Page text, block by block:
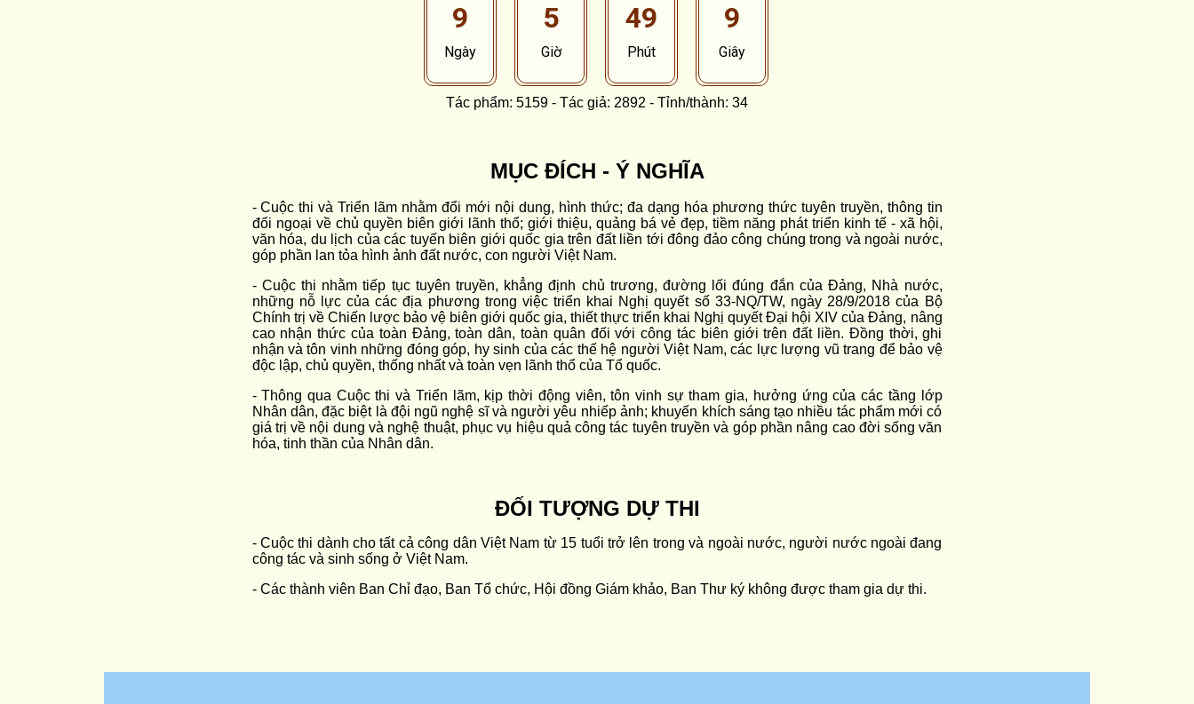
9
Ngày
5
Giờ
49
Phút
8
Giây
Tác phẩm: 5159 - Tác giả: 2892 - Tỉnh/thành: 34
MỤC ĐÍCH - Ý NGHĨA
- Cuộc thi và Triển lãm nhằm đổi mới nội dung, hình thức; đa dạng hóa phương thức tuyên truyền, thông tin
đối ngoại về chủ quyền biên giới lãnh thổ; giới thiệu, quảng bá vẻ đẹp, tiềm năng phát triển kinh tế - xã hội,
văn hóa, du lịch của các tuyến biên giới quốc gia trên đất liền tới đông đảo công chúng trong và ngoài nước,
góp phần lan tỏa hình ảnh đất nước, con người Việt Nam.
- Cuộc thi nhằm tiếp tục tuyên truyền, khẳng định chủ trương, đường lối đúng đắn của Đảng, Nhà nước,
những nỗ lực của các địa phương trong việc triển khai Nghị quyết số 33-NQ/TW, ngày 28/9/2018 của Bộ
Chính trị về Chiến lược bảo vệ biên giới quốc gia, thiết thực triển khai Nghị quyết Đại hội XIV của Đảng, nâng
cao nhận thức của toàn Đảng, toàn dân, toàn quân đối với công tác biên giới trên đất liền. Đồng thời, ghi
nhận và tôn vinh những đóng góp, hy sinh của các thế hệ người Việt Nam, các lực lượng vũ trang để bảo vệ
độc lập, chủ quyền, thống nhất và toàn vẹn lãnh thổ của Tổ quốc.
- Thông qua Cuộc thi và Triển lãm, kịp thời động viên, tôn vinh sự tham gia, hưởng ứng của các tầng lớp
Nhân dân, đặc biệt là đội ngũ nghệ sĩ và người yêu nhiếp ảnh; khuyến khích sáng tạo nhiều tác phẩm mới có
giá trị về nội dung và nghệ thuật, phục vụ hiệu quả công tác tuyên truyền và góp phần nâng cao đời sống văn
hóa, tinh thần của Nhân dân.
ĐỐI TƯỢNG DỰ THI
- Cuộc thi dành cho tất cả công dân Việt Nam từ 15 tuổi trở lên trong và ngoài nước, người nước ngoài đang
công tác và sinh sống ở Việt Nam.
- Các thành viên Ban Chỉ đạo, Ban Tổ chức, Hội đồng Giám khảo, Ban Thư ký không được tham gia dự thi.​